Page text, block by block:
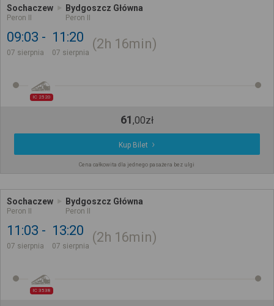
Sochaczew
Peron II
Bydgoszcz Główna
Peron II
09:03
07 sierpnia
11:20
07 sierpnia
2h 16min
IC 2520
61,00zł
Kup Bilet
Cena całkowita dla jednego pasażera bez ulgi
Sochaczew
Peron II
Bydgoszcz Główna
Peron II
11:03
07 sierpnia
13:20
07 sierpnia
2h 16min
IC 3538